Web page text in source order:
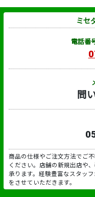
ミセ
電話番
問
商品の仕様やご注文方法でご
ください。店舗の新規出店や
承ります。経験豊富なスタッ
をさせていただきます。